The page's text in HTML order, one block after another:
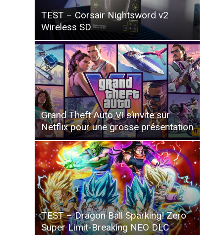
TEST – Corsair Nightsword v2
Wireless SD
Grand Theft Auto VI s’invite sur
Netflix pour une grosse présentation
TEST – Dragon Ball Sparking! Zero
Super Limit-Breaking NEO DLC